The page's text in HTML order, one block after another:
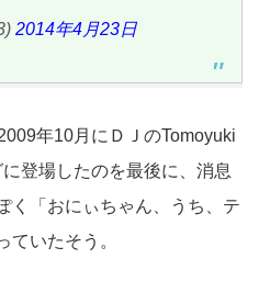
2014年4月23日
年10月にＤＪのTomoyuki
登場したのを最後に、消息
く「おにぃちゃん、うち、テ
ていたそう。